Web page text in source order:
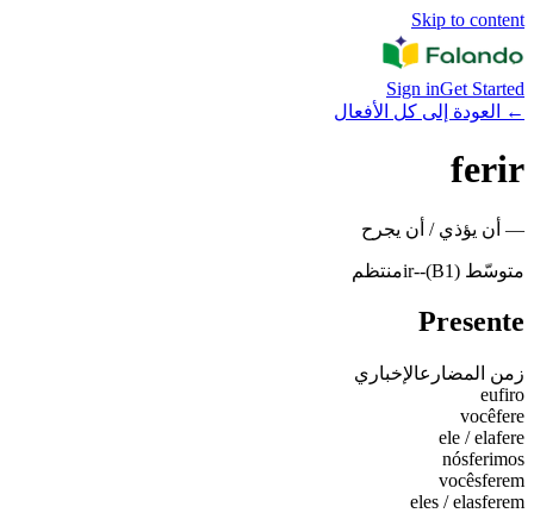
Skip to content
Sign inGet Started
←
العودة إلى كل الأفعال
ferir
— أن يؤذي / أن يجرح
متوسّط (B1) -
-ir منتظم
Presente
زمن المضارعالإخباري
eufiro
vocêfere
ele / elafere
nósferimos
vocêsferem
eles / elasferem